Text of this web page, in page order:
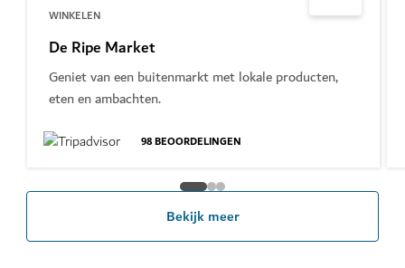
WINKELEN
De Ripe Market
Geniet van een buitenmarkt met lokale producten,
eten en ambachten.
98BEOORDELINGEN
Bekijk meer